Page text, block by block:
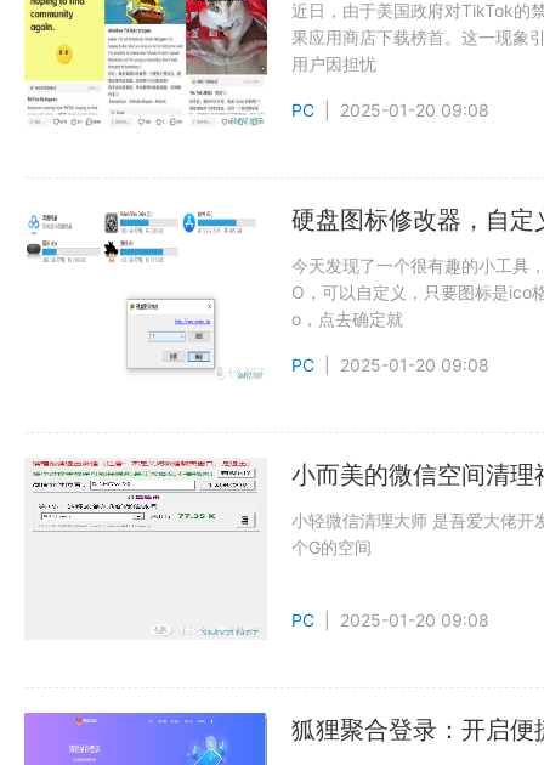
近日，由于美国政府对TikTok的
果应用商店下载榜首。这一现象
用户因担忧
PC | 2025-01-20 09:08
硬盘图标修改器，自定
今天发现了一个很有趣的小工具
O，可以自定义，只要图标是ico
o，点去确定就
PC | 2025-01-20 09:08
小而美的微信空间清理
小轻微信清理大师 是吾爱大佬开
个G的空间
PC | 2025-01-20 09:08
狐狸聚合登录：开启